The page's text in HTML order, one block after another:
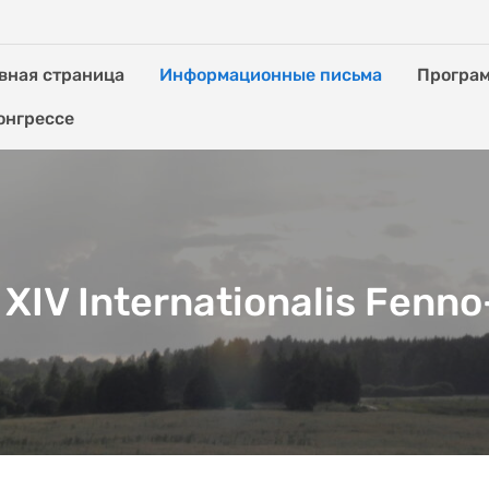
страница Информационные письма
Internationalis